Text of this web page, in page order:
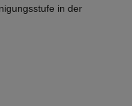
in der